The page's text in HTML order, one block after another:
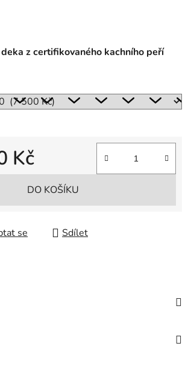
z certifikovaného kachního peří
Kč
DO KOŠÍKU
se Sdílet